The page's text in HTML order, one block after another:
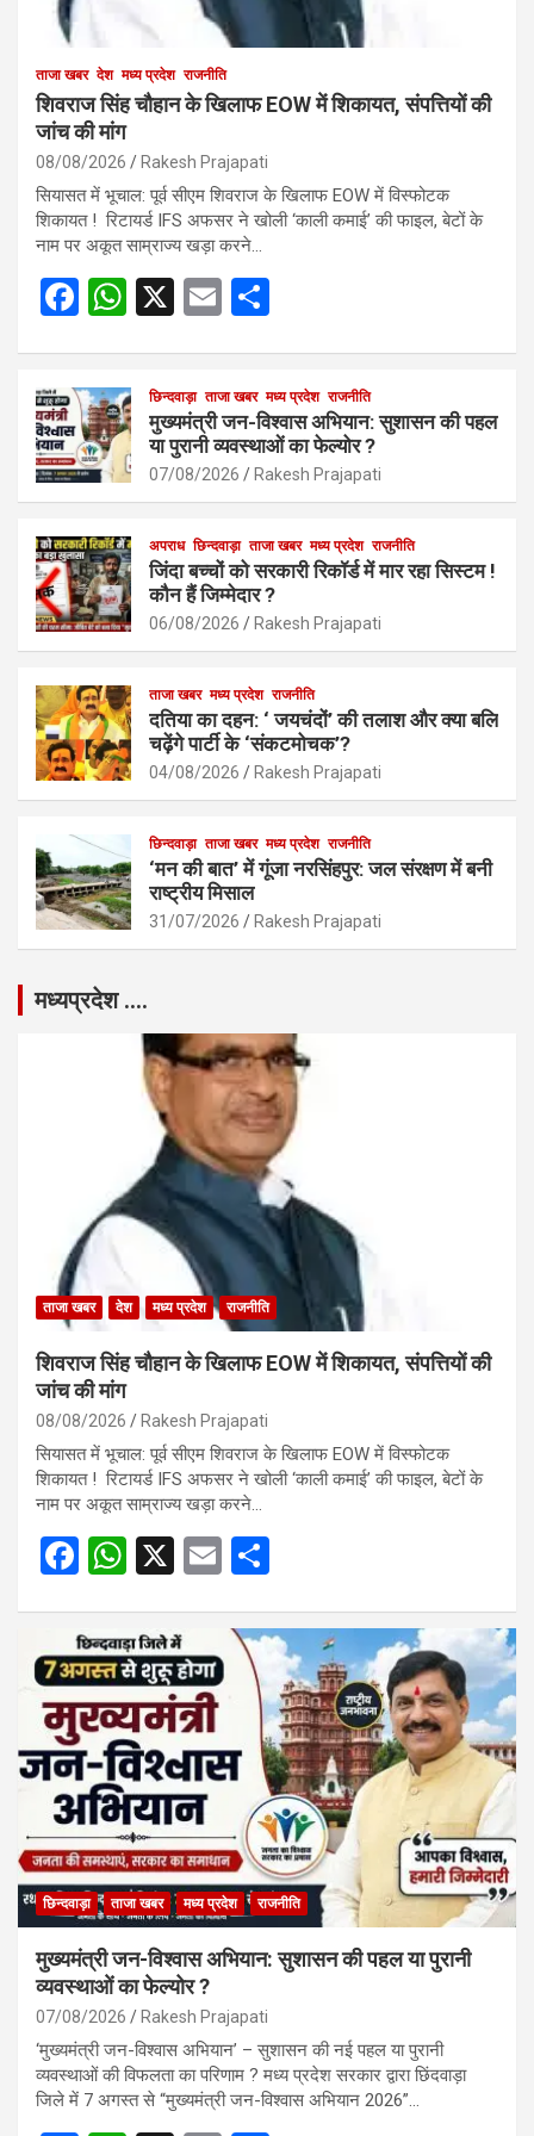
ताजा खबर देश मध्य प्रदेश राजनीति
शिवराज सिंह चौहान के खिलाफ EOW में शिकायत, संपत्तियों की
जांच की मांग
08/08/2026 Rakesh Prajapati
सियासत में भूचाल: पूर्व सीएम शिवराज के खिलाफ EOW में विस्फोटक
शिकायत ! रिटायर्ड IFS अफसर ने खोली ‘काली कमाई’ की फाइल, बेटों के
नाम पर अकूत साम्राज्य खड़ा करने…
F
b
o
o
k
W
s
A
p
p
X
E
e
छिन्दवाड़ा ताजा खबर मध्य प्रदेश राजनीति
मुख्यमंत्री जन-विश्वास अभियान: सुशासन की पहल
या पुरानी व्यवस्थाओं का फेल्योर ?
07/08/2026 Rakesh Prajapati
अपराध छिन्दवाड़ा ताजा खबर मध्य प्रदेश राजनीति
जिंदा बच्चों को सरकारी रिकॉर्ड में मार रहा सिस्टम !
कौन हैं जिम्मेदार ?
06/08/2026 Rakesh Prajapati
ताजा खबर मध्य प्रदेश राजनीति
दतिया का दहन: ‘ जयचंदों’ की तलाश और क्या बलि
चढ़ेंगे पार्टी के ‘संकटमोचक’?
04/08/2026 Rakesh Prajapati
छिन्दवाड़ा ताजा खबर मध्य प्रदेश राजनीति
‘मन की बात’ में गूंजा नरसिंहपुर: जल संरक्षण में बनी
राष्ट्रीय मिसाल
31/07/2026 Rakesh Prajapati
मध्यप्रदेश ….
ताजा खबर देश मध्य प्रदेश राजनीति
शिवराज सिंह चौहान के खिलाफ EOW में शिकायत, संपत्तियों की
जांच की मांग
08/08/2026 Rakesh Prajapati
सियासत में भूचाल: पूर्व सीएम शिवराज के खिलाफ EOW में विस्फोटक
शिकायत ! रिटायर्ड IFS अफसर ने खोली ‘काली कमाई’ की फाइल, बेटों के
नाम पर अकूत साम्राज्य खड़ा करने…
F
ce
b
o
o
k
W
at
s
A
p
p
X
E
ail ar
e
छिन्दवाड़ा ताजा खबर मध्य प्रदेश राजनीति
मुख्यमंत्री जन-विश्वास अभियान: सुशासन की पहल या पुरानी
व्यवस्थाओं का फेल्योर ?
07/08/2026 Rakesh Prajapati
‘मुख्यमंत्री जन-विश्वास अभियान’ – सुशासन की नई पहल या पुरानी
व्यवस्थाओं की विफलता का परिणाम ? मध्य प्रदेश सरकार द्वारा छिंदवाड़ा
जिले में 7 अगस्त से “मुख्यमंत्री जन-विश्वास अभियान 2026”…